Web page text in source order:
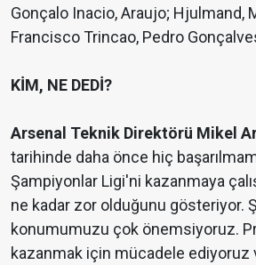
Gonçalo Inacio, Araujo; Hjulmand,
Francisco Trincao, Pedro
KİM, NE DEDİ?
Arsenal Teknik Direktörü Mikel
tarihinde daha önce hiç
Şampiyonlar Ligi'ni kazanmaya
ne kadar zor olduğunu gösteriyor.
konumumuzu çok önemsiyoruz.
kazanmak için mücadele ediyoruz